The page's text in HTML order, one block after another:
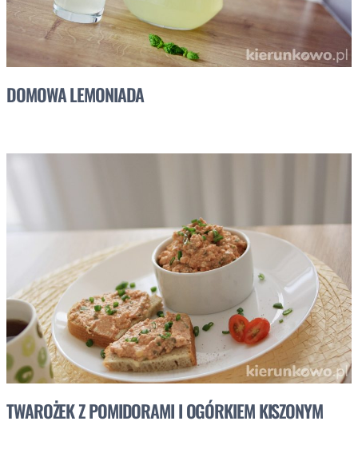
DOMOWA LEMONIADA
TWAROŻEK Z POMIDORAMI I OGÓRKIEM KISZONYM